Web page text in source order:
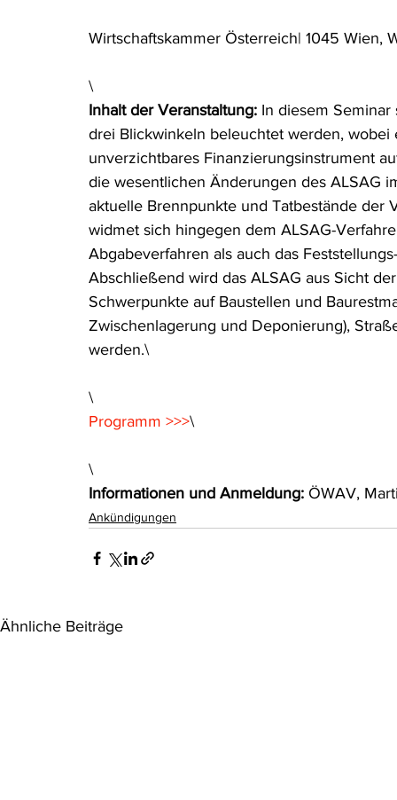
Rohstoffrecht (Umwelt-)Strafrecht Tierschutzrecht
Verfahrensrecht Vergaberecht Verkehr- und
Wasserrecht RDU Umwelt-Ausgabe Erdgas
Wirtschaftskammer Österreich| 1045 Wien,
\
Inhalt der Veranstaltung: In diesem Seminar
drei Blickwinkeln beleuchtet werden,
unverzichtbares Finanzierungsinstrument
die wesentlichen Änderungen des ALSAG
aktuelle Brennpunkte und Tatbestände
widmet sich hingegen dem ALSAG-
Abgabeverfahren als auch das
Abschließend wird das ALSAG aus Sicht
Schwerpunkte auf Baustellen und
Zwischenlagerung und Deponierung),
werden.\
\
Programm >>>\
\
Informationen und Anmeldung: ÖWAV,
Ankündigungen
Ähnliche Beiträge